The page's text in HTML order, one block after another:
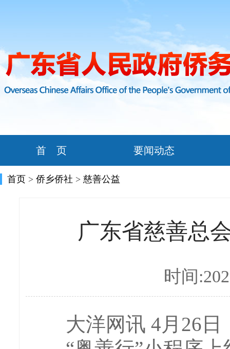
首 页 要闻动态
首页 > 侨乡侨社 > 慈善公益
广东省慈善总
时间
大洋网讯 4月26日